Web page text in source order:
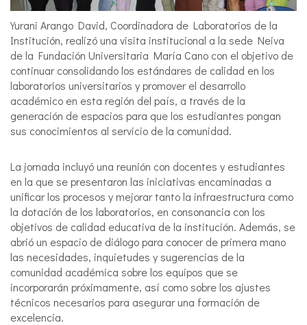
Yurani Arango David, Coordinadora de Laboratorios de la
Institución, realizó una visita institucional a la sede Neiva
de la Fundación Universitaria María Cano con el objetivo de
continuar consolidando los estándares de calidad en los
laboratorios universitarios y promover el desarrollo
académico en esta región del país, a través de la
generación de espacios para que los estudiantes pongan
sus conocimientos al servicio de la comunidad.
La jornada incluyó una reunión con docentes y estudiantes
en la que se presentaron las iniciativas encaminadas a
unificar los procesos y mejorar tanto la infraestructura como
la dotación de los laboratorios, en consonancia con los
objetivos de calidad educativa de la institución. Además, se
abrió un espacio de diálogo para conocer de primera mano
las necesidades, inquietudes y sugerencias de la
comunidad académica sobre los equipos que se
incorporarán próximamente, así como sobre los ajustes
técnicos necesarios para asegurar una formación de
excelencia.